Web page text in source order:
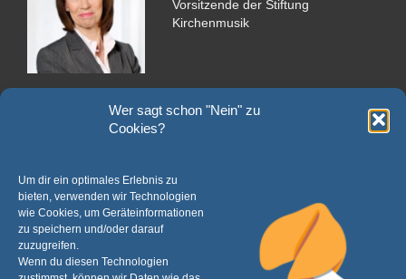
Wer sagt schon "Nein" zu
Cookies?
Um dir ein optimales Erlebnis zu
bieten, verwenden wir Technologien
wie Cookies, um Geräteinformationen
zu speichern und/oder darauf
zuzugreifen.
Wenn du diesen Technologien
Vorsitzende der Stiftung
Kirchenmusik
Bankverbindung
IBAN DE06 3506 0190 0005 0050 00
Verwendungszweck:
"Spende Stiftung Kirchenmusik im Sauerland" oder
"Zustiftung Stiftung Kirchenmusik im Sauerland"
Wenn Sie eine Spendenquittung erhalten möchten, notieren Sie bitte im